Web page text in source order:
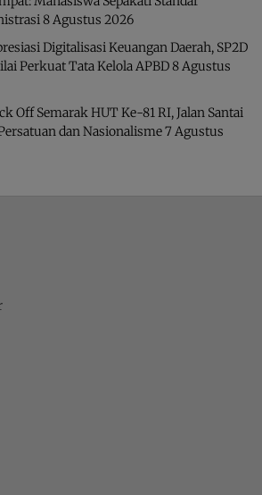
8 Agustus 2026
Digitalisasi Keuangan Daerah, SP2D
Perkuat Tata Kelola APBD8 Agustus
Off Semarak HUT Ke-81 RI, Jalan Santai
dan Nasionalisme7 Agustus